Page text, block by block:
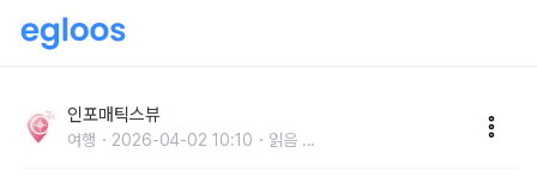
하고 즐길 수 있는 국가 추천
인포매틱스뷰
여행 2026-04-02 10:10 읽음 ...